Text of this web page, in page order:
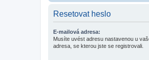
Resetovat heslo
E-mailová adresa:
Musíte uvést adresu nastavenou u
adresa, se kterou jste se registrovali.